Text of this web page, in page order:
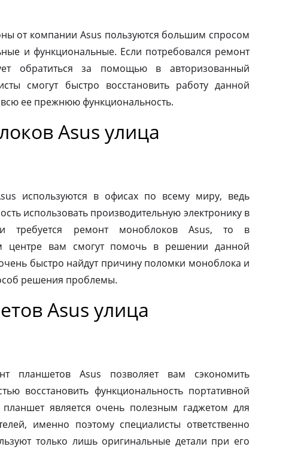
от компании Asus пользуются большим спросом
и функциональные. Если потребовался ремонт
обратиться за помощью в авторизованный
смогут быстро восстановить работу данной
всю ее прежнюю функциональность.
Asus улица
используются в офисах по всему миру, ведь
использовать производительную электронику в
требуется ремонт моноблоков Asus, то в
центре вам смогут помочь в решении данной
быстро найдут причину поломки моноблока и
решения проблемы.
Asus улица
планшетов Asus позволяет вам сэкономить
восстановить функциональность портативной
является очень полезным гаджетом для
именно поэтому специалисты ответственно
только лишь оригинальные детали при его